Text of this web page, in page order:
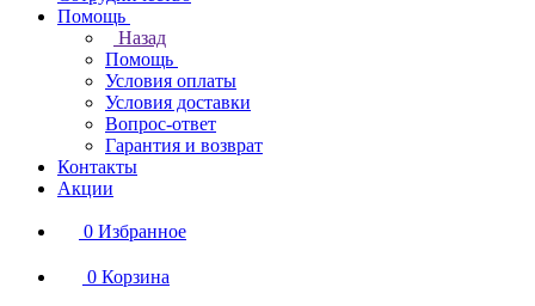
Помощь
Назад
Помощь
Условия оплаты
Условия доставки
Вопрос-ответ
Гарантия и возврат
Контакты
Акции
0 Избранное
0 Корзина